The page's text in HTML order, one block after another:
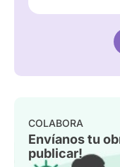
COLABORA
Envíanos tu
publicar!